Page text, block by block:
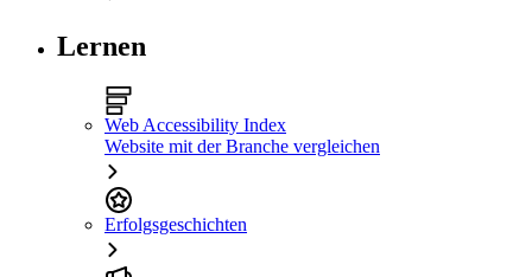
Lernen
Web Accessibility Index
Website mit der Branche vergleichen
Erfolgsgeschichten